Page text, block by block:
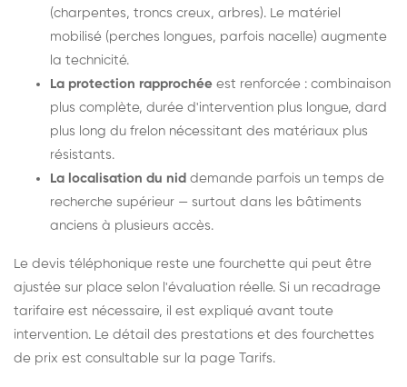
(charpentes, troncs creux, arbres). Le matériel
mobilisé (perches longues, parfois nacelle) augmente
la technicité.
La protection rapprochée est renforcée : combinaison
plus complète, durée d'intervention plus longue, dard
plus long du frelon nécessitant des matériaux plus
résistants.
La localisation du nid demande parfois un temps de
recherche supérieur — surtout dans les bâtiments
anciens à plusieurs accès.
Le devis téléphonique reste une fourchette qui peut être
ajustée sur place selon l'évaluation réelle. Si un recadrage
tarifaire est nécessaire, il est expliqué avant toute
intervention. Le détail des prestations et des fourchettes
de prix est consultable sur la page Tarifs.